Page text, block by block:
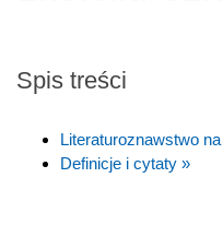
Spis treści
Literaturoznawstwo
Definicje i cytaty »